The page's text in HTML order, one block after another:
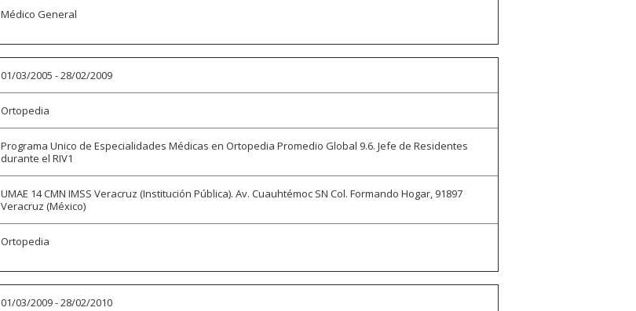
Médico General
01/03/2005 - 28/02/2009
Ortopedia
Programa Unico de Especialidades Médicas en Ortopedia Promedio Global 9.6. Jefe de Residentes
durante el RIV1
UMAE 14 CMN IMSS Veracruz (Institución Pública). Av. Cuauhtémoc SN Col. Formando Hogar, 91897
Veracruz (México)
Ortopedia
01/03/2009 - 28/02/2010